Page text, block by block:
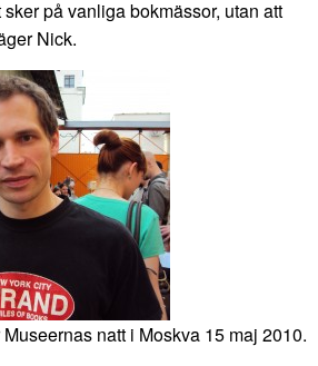
på vanliga bokmässor, utan att
Nick.
natt i Moskva 15 maj 2010.